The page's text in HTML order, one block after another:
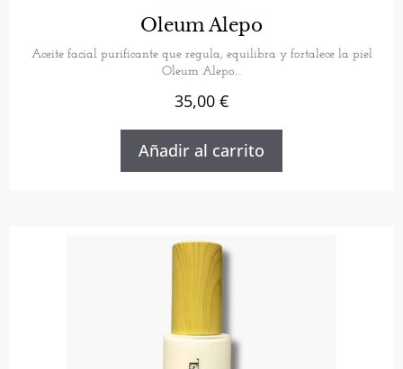
Oleum Alepo
Aceite facial purificante que regula, equilibra y fortalece la piel
Oleum Alepo…
35,00 €
Añadir al carrito